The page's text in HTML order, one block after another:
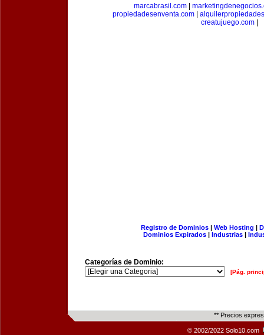
marcabrasil.com
propiedadesenventa.com
creatujuego.com|
Registro de Dominios| Web Hosting |
Dominios Expirados | Industrias |
Categorías de Dominio:
[Pág.
** Precios
© 2002/2022 Solo10.com